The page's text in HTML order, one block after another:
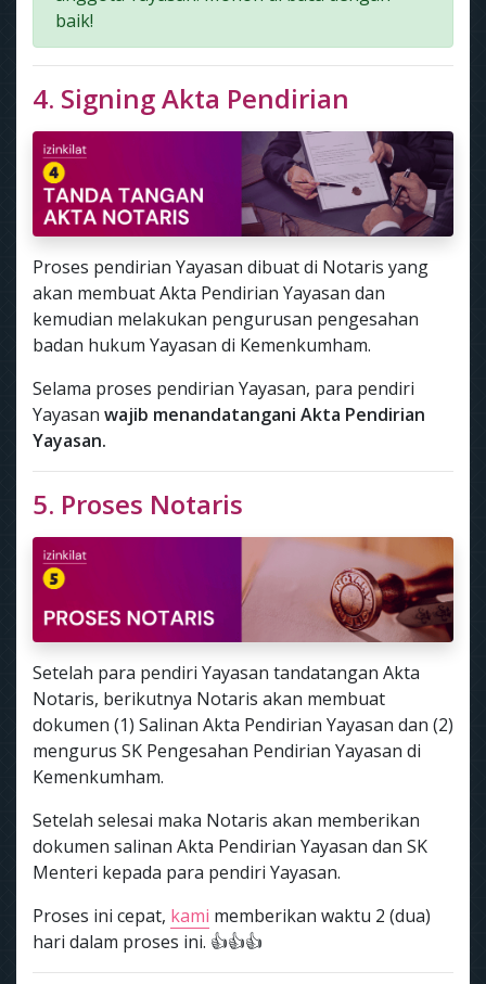
baik!
4. Signing Akta Pendirian
Proses pendirian Yayasan dibuat di Notaris yang
akan membuat Akta Pendirian Yayasan dan
kemudian melakukan pengurusan pengesahan
badan hukum Yayasan di Kemenkumham.
Selama proses pendirian Yayasan, para pendiri
Yayasan wajib menandatangani Akta Pendirian
Yayasan.
5. Proses Notaris
Setelah para pendiri Yayasan tandatangan Akta
Notaris, berikutnya Notaris akan membuat
dokumen (1) Salinan Akta Pendirian Yayasan dan (2)
mengurus SK Pengesahan Pendirian Yayasan di
Kemenkumham.
Setelah selesai maka Notaris akan memberikan
dokumen salinan Akta Pendirian Yayasan dan SK
Menteri kepada para pendiri Yayasan.
Proses ini cepat, kami memberikan waktu 2 (dua)
hari dalam proses ini. 👍👍👍